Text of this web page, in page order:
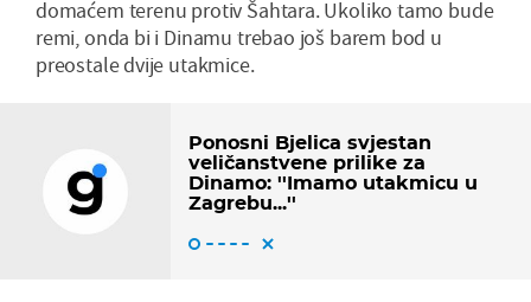
domaćem terenu protiv Šahtara. Ukoliko tamo bude
remi, onda bi i Dinamu trebao još barem bod u
preostale dvije utakmice.
Ponosni Bjelica svjestan
veličanstvene prilike za
Dinamo: ''Imamo utakmicu u
Zagrebu...''